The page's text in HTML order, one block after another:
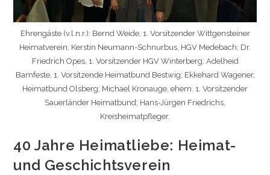
Ehrengäste (v.l.n.r.): Bernd Weide, 1. Vorsitzender Wittgensteiner
Heimatverein; Kerstin Neumann-Schnurbus, HGV Medebach; Dr.
Friedrich Opes, 1. Vorsitzender HGV Winterberg; Adelheid
Bamfeste, 1. Vorsitzende Heimatbund Bestwig; Ekkehard Wagener,
Heimatbund Olsberg; Michael Kronauge, ehem. 1. Vorsitzender
Sauerländer Heimatbund; Hans-Jürgen Friedrichs,
Kreisheimatpfleger.
40 Jahre Heimatliebe: Heimat-
und Geschichtsverein